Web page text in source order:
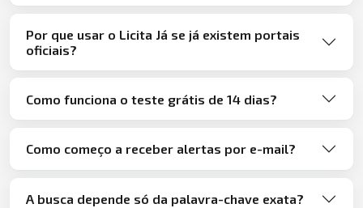
Por que usar o Licita Já se já existem portais
oficiais?
Como funciona o teste grátis de 14 dias?
Como começo a receber alertas por e-mail?
A busca depende só da palavra-chave exata?